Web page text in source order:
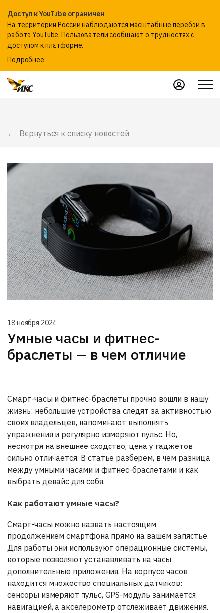
Доступ к YouTube ограничен
На территории России наблюдаются масштабные перебои в
работе YouTube. Пользователи сообщают о трудностях с
доступом к платформе.
Подробнее
Вернуться к списку новостей
18 ноября 2024
Умные часы и фитнес-
браслеты — в чем отличие
Смарт-часы и фитнес-браслеты прочно вошли в нашу
жизнь: небольшие устройства следят за активностью
своих владельцев, напоминают выполнять
упражнения и регулярно измеряют пульс. Но,
несмотря на внешнее сходство, цена у гаджетов
сильно отличается. В статье разберем, в чем разница
между умными часами и фитнес-браслетами и как
выбрать девайс для себя.
Как работают умные часы?
Смарт-часы можно назвать настоящим
продолжением смартфона прямо на вашем запястье.
Для работы они используют операционные системы,
которые позволяют устанавливать на часы
дополнительные приложения. На корпусе часов
находится множество специальных датчиков:
сенсоры измеряют пульс, GPS-модуль занимается
навигацией, а акселерометр отслеживает движения.